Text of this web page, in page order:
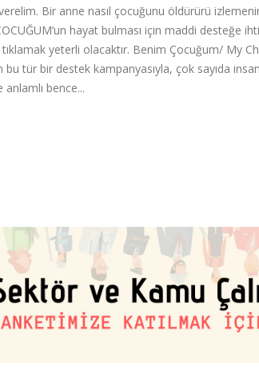
Bir anne nasıl çocuğunu öldürürü
hayat bulması için maddi desteğe
yeterli olacaktır. Benim Çocuğum/ My
bu tür bir destek kampanyasıyla, çok sayıda
bence...